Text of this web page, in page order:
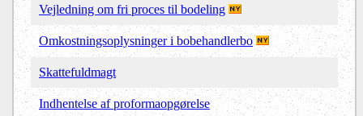
Vejledning om fri proces til bodeling
Omkostningsoplysninger i bobehandlerbo
Skattefuldmagt
Indhentelse af proformaopgørelse